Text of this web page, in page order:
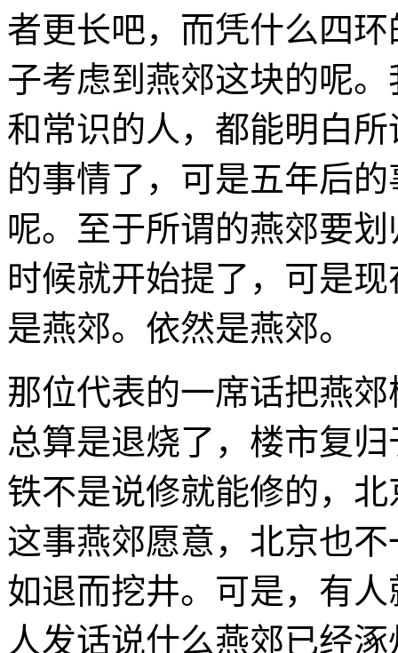
者更长吧，而凭什么四
子考虑到燕郊这块的呢
和常识的人，都能明白
的事情了，可是五年后
呢。至于所谓的燕郊要
时候就开始提了，可是
是燕郊。依然是燕郊。
那位代表的一席话把燕
总算是退烧了，楼市复
铁不是说修就能修的，
这事燕郊愿意，北京也
如退而挖井。可是，有
人发话说什么燕郊已经